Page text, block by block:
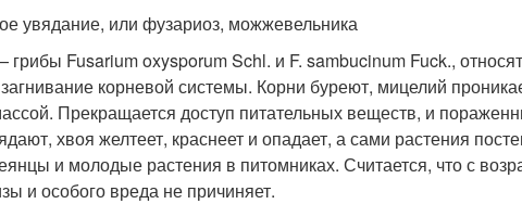
увядание, или фузариоз, можжевельника
грибы Fusarium oxysporum Schl. и F. sambucinum Fuck.,
корневой системы. Корни буреют, мицелий
Прекращается доступ питательных веществ, и
хвоя желтеет, краснеет и опадает, а сами растения
и молодые растения в питомниках. Считается, что с
и особого вреда не причиняет.